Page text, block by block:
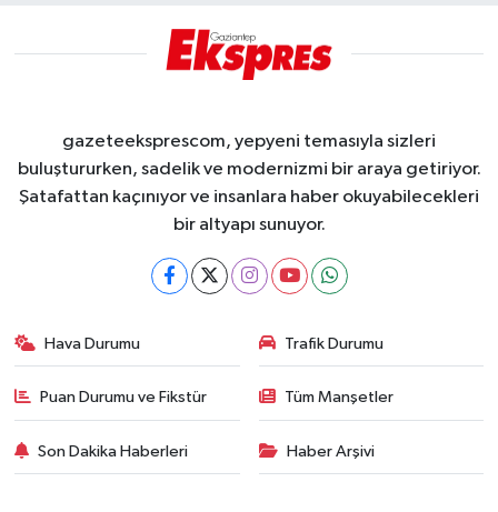
gazeteeksprescom, yepyeni temasıyla sizleri
buluştururken, sadelik ve modernizmi bir araya getiriyor.
Şatafattan kaçınıyor ve insanlara haber okuyabilecekleri
bir altyapı sunuyor.
Hava Durumu Trafik Durumu
Puan Durumu ve Fikstür Tüm Manşetler
Son Dakika Haberleri Haber Arşivi